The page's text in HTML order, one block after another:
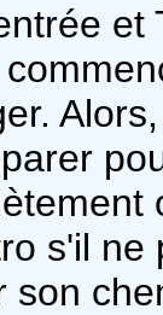
s'il
son